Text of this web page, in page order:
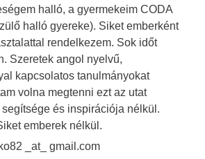
halló, a gyermekeim CODA
halló gyereke). Siket emberként
rendelkezem. Sok időt
Szeretek angol nyelvű,
kapcsolatos tanulmányokat
volna megtenni ezt az utat
és inspirációja nélkül.
emberek nélkül.
_at_ gmail.com